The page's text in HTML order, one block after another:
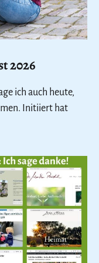
2026
ich auch heute,
Initiiert hat